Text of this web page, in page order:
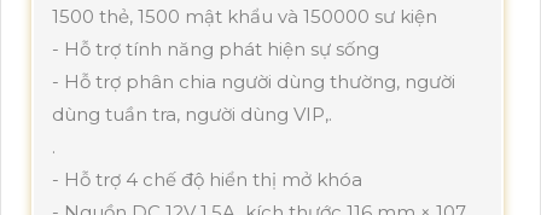
1500 thẻ, 1500 mật khẩu và 150000 sư kiện
- Hỗ trợ tính năng phát hiện sự sống
- Hỗ trợ phân chia người dùng thường, người
dùng tuần tra, người dùng VIP,.
.
- Hỗ trợ 4 chế độ hiển thị mở khóa